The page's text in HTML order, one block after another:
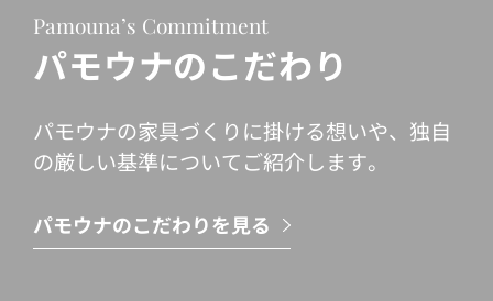
Pamouna’s Commitment
パモウナのこだわり
パモウナの家具づくりに掛ける想いや、独自
の厳しい基準についてご紹介します。
パモウナのこだわりを見る